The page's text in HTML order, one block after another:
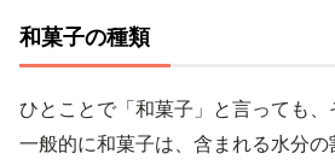
和菓子の種類
ひとことで「和菓子」と言っても、
一般的に和菓子は、含まれる水分の